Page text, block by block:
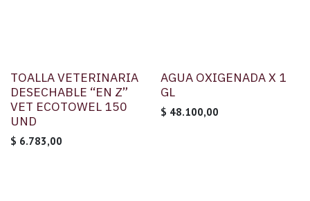
TOALLA VETERINARIA
DESECHABLE “EN Z”
VET ECOTOWEL 150
UND
$ 6.783,00
AGUA OXIGENADA X 1
GL
$ 48.100,00